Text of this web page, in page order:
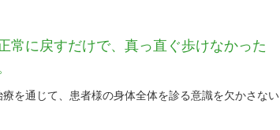
常に戻すだけで、真っ直ぐ歩けなかった
を通じて、患者様の身体全体を診る意識を欠かさない